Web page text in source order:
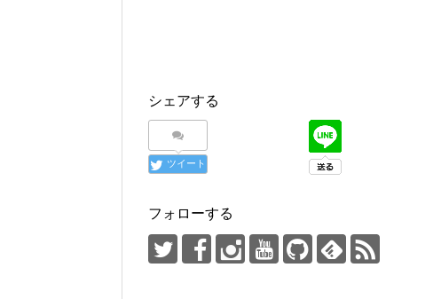
シェアする
ツイート
フォローする